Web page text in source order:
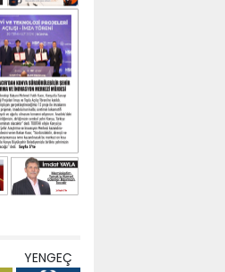
YENGEÇ